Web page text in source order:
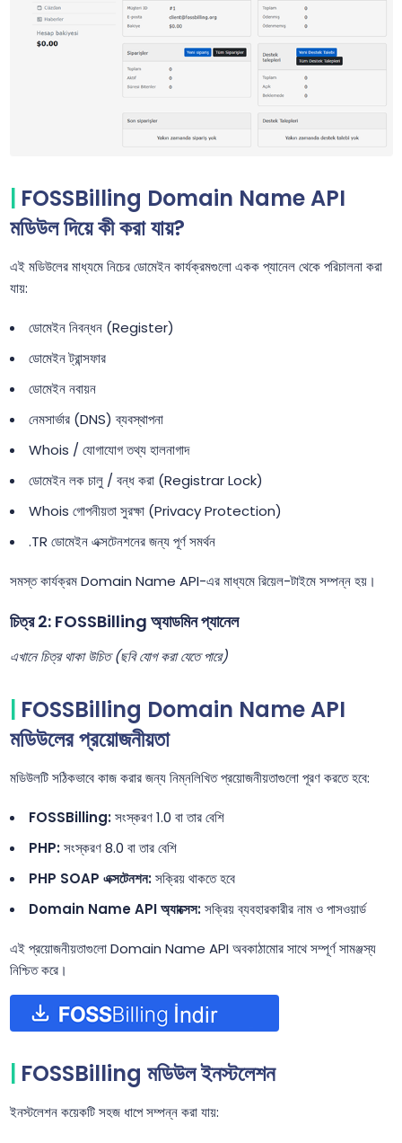
FOSSBilling Domain Name API
মডিউল দিয়ে কী করা যায়?
এই মডিউলের মাধ্যমে নিচের ডোমেইন কার্যক্রমগুলো একক প্যানেল থেকে পরিচালনা করা
যায়:
ডোমেইন নিবন্ধন (Register)
ডোমেইন ট্রান্সফার
ডোমেইন নবায়ন
নেমসার্ভার (DNS) ব্যবস্থাপনা
Whois / যোগাযোগ তথ্য হালনাগাদ
ডোমেইন লক চালু / বন্ধ করা (Registrar Lock)
Whois গোপনীয়তা সুরক্ষা (Privacy Protection)
.TR ডোমেইন এক্সটেনশনের জন্য পূর্ণ সমর্থন
সমস্ত কার্যক্রম Domain Name API-এর মাধ্যমে রিয়েল-টাইমে সম্পন্ন হয়।
চিত্র 2: FOSSBilling অ্যাডমিন প্যানেল
এখানে চিত্র থাকা উচিত (ছবি যোগ করা যেতে পারে)
FOSSBilling Domain Name API
মডিউলের প্রয়োজনীয়তা
মডিউলটি সঠিকভাবে কাজ করার জন্য নিম্নলিখিত প্রয়োজনীয়তাগুলো পূরণ করতে হবে:
FOSSBilling:সংস্করণ 1.0 বা তার বেশি
PHP:সংস্করণ 8.0 বা তার বেশি
PHP SOAP এক্সটেনশন:সক্রিয় থাকতে হবে
Domain Name API অ্যাক্সেস:সক্রিয় ব্যবহারকারীর নাম ও পাসওয়ার্ড
এই প্রয়োজনীয়তাগুলো Domain Name API অবকাঠামোর সাথে সম্পূর্ণ সামঞ্জস্য
নিশ্চিত করে।
FOSSBilling মডিউল ইনস্টলেশন
ইনস্টলেশন কয়েকটি সহজ ধাপে সম্পন্ন করা যায়: